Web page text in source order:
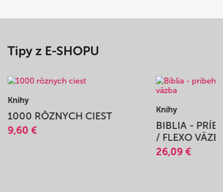
Tipy z E-SHOPU
Knihy
1000 RÔZNYCH CIEST
9,60 €
Knihy
BIBLIA -
/ FLEXO
26,09 €